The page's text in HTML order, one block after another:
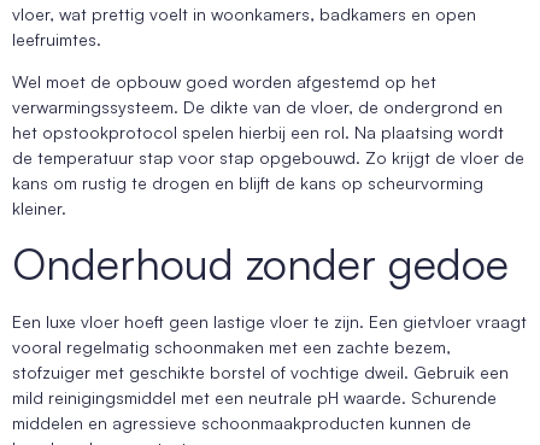
vloer, wat prettig voelt in woonkamers, badkamers en open
leefruimtes.
Wel moet de opbouw goed worden afgestemd op het
verwarmingssysteem. De dikte van de vloer, de ondergrond en
het opstookprotocol spelen hierbij een rol. Na plaatsing wordt
de temperatuur stap voor stap opgebouwd. Zo krijgt de vloer de
kans om rustig te drogen en blijft de kans op scheurvorming
kleiner.
Onderhoud zonder gedoe
Een luxe vloer hoeft geen lastige vloer te zijn. Een gietvloer vraagt
vooral regelmatig schoonmaken met een zachte bezem,
stofzuiger met geschikte borstel of vochtige dweil. Gebruik een
mild reinigingsmiddel met een neutrale pH waarde. Schurende
middelen en agressieve schoonmaakproducten kunnen de